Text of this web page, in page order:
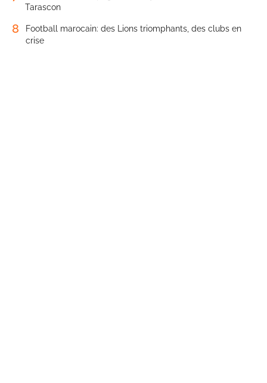
Tarascon
8
Football marocain: des Lions triomphants, des clubs en
crise